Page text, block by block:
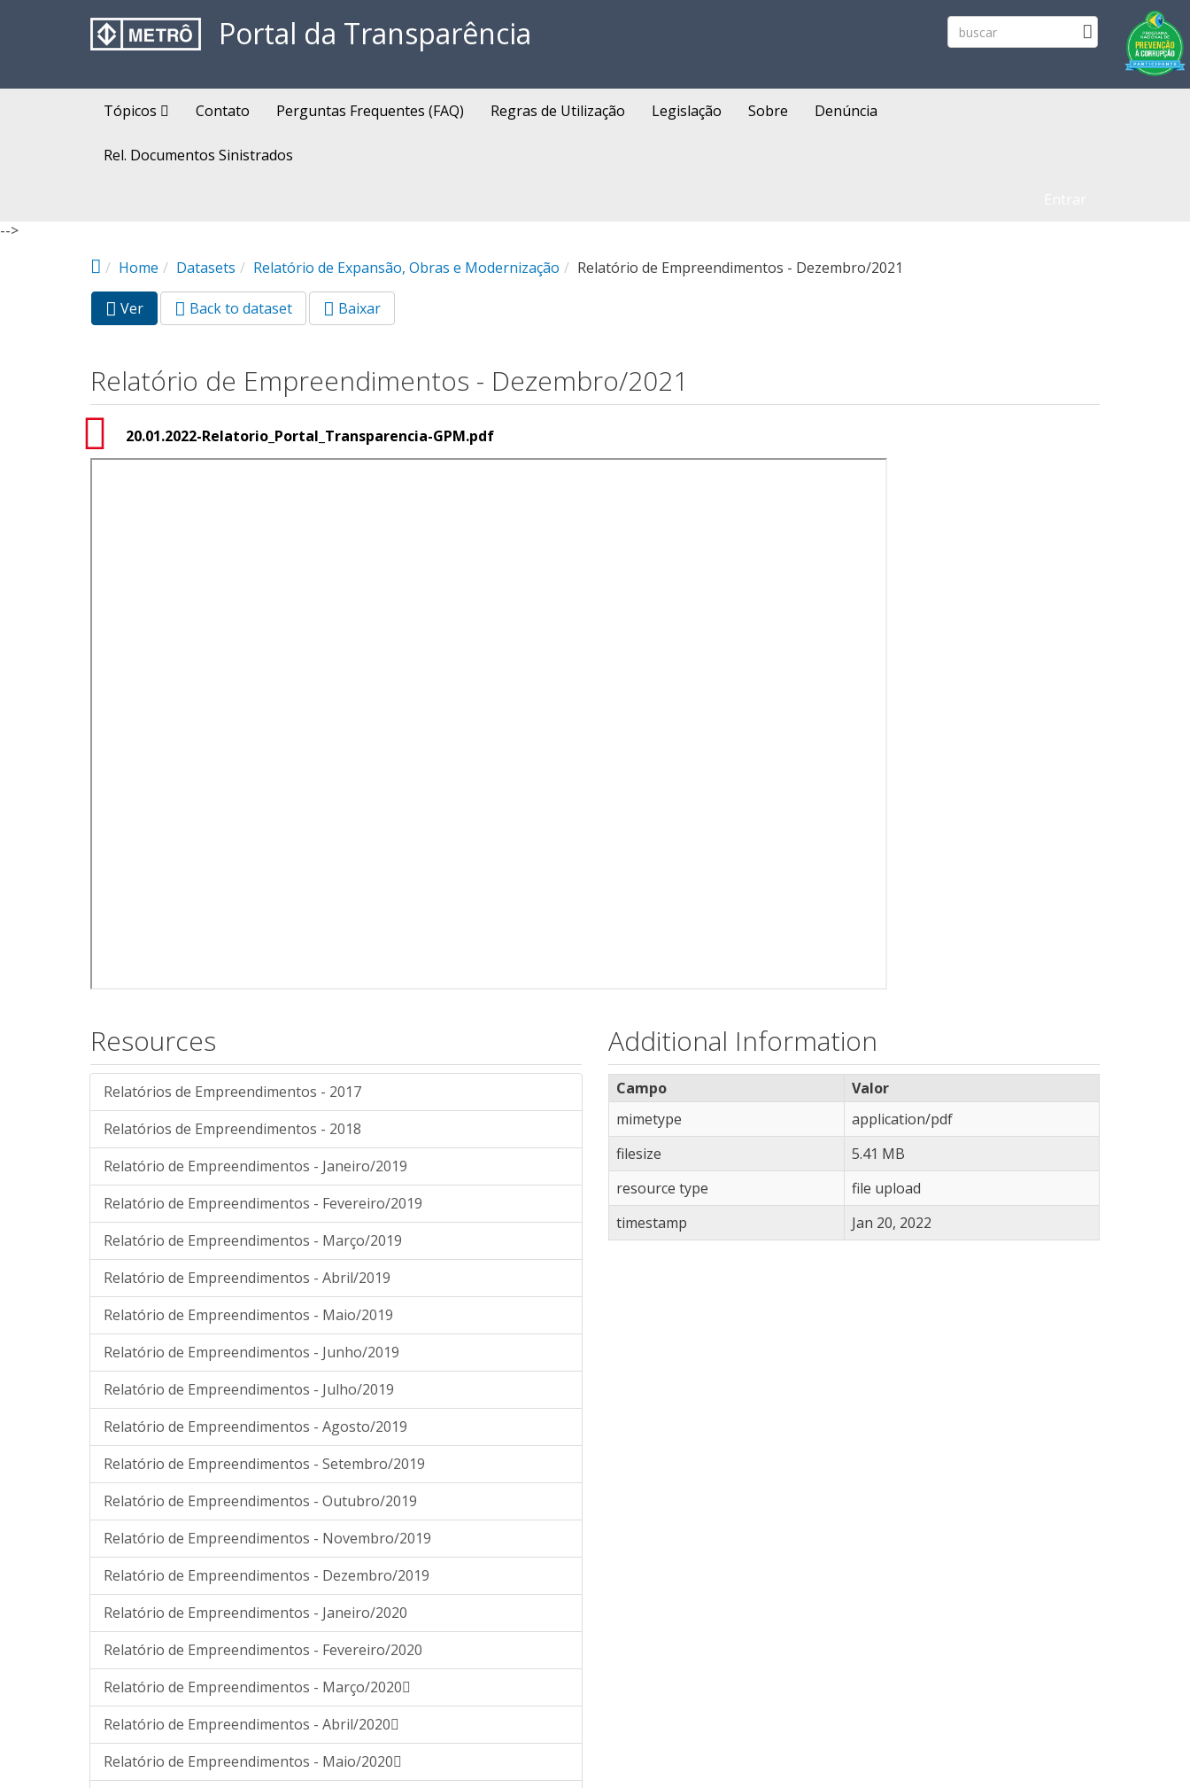
Portal da Transparência
Tópicos Contato Perguntas Frequentes (FAQ) Regras de Utilização Legislação Sobre Denúncia
Rel. Documentos Sinistrados
-->
Home
Datasets Relatório de Expansão, Obras e Modernização Relatório de Empreendimentos - Dezembro/2021
Abas primárias
Ver
ativa)
Back to dataset Baixar
Relatório de Empreendimentos - Dezembro/2021
20.01.2022-Relatorio_Portal_Transparencia-GPM.pdf
Resources
Relatórios de Empreendimentos - 2017
Relatórios de Empreendimentos - 2018
Relatório de Empreendimentos - Janeiro/2019
Relatório de Empreendimentos - Fevereiro/2019
Relatório de Empreendimentos - Março/2019
Relatório de Empreendimentos - Abril/2019
Relatório de Empreendimentos - Maio/2019
Relatório de Empreendimentos - Junho/2019
Relatório de Empreendimentos - Julho/2019
Relatório de Empreendimentos - Agosto/2019
Relatório de Empreendimentos - Setembro/2019
Relatório de Empreendimentos - Outubro/2019
Relatório de Empreendimentos - Novembro/2019
Relatório de Empreendimentos - Dezembro/2019
Relatório de Empreendimentos - Janeiro/2020
Relatório de Empreendimentos - Fevereiro/2020
Relatório de Empreendimentos - Março/2020
Relatório de Empreendimentos - Abril/2020
Relatório de Empreendimentos - Maio/2020
Additional Information
Campo
Valor
mimetype
application/pdf
filesize
5.41 MB
resource type
file upload
timestamp
Jan 20, 2022